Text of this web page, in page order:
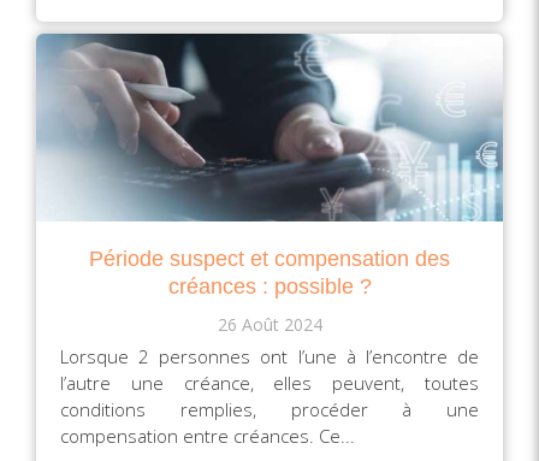
Période suspect et compensation des
créances : possible ?
26 Août 2024
Lorsque 2 personnes ont l’une à l’encontre de
l’autre une créance, elles peuvent, toutes
conditions remplies, procéder à une
compensation entre créances. Ce...